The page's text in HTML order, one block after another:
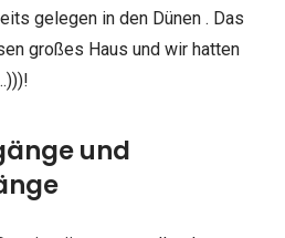
gelegen in den Dünen . Das
großes Haus und wir hatten
und